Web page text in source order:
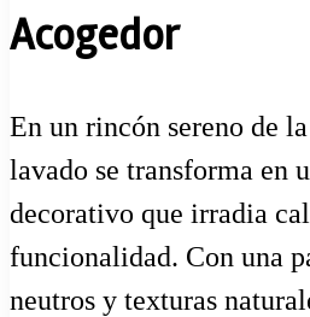
Acogedor
En un rincón sereno de
lavado se transforma en
decorativo que irradia
funcionalidad. Con una
neutros y texturas